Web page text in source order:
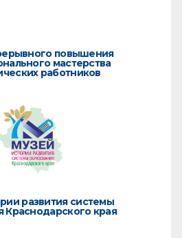
повышения
мастерства
работников
развития системы
Краснодарского края